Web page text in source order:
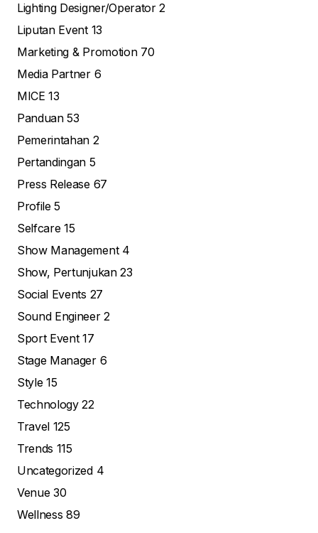
Lighting Designer/Operator2
Liputan Event 13
Marketing & Promotion 70
Media Partner 6
MICE13
Panduan53
Pemerintahan 2
Pertandingan 5
Press Release 67
Profile5
Selfcare15
Show Management 4
Show, Pertunjukan23
Social Events 27
Sound Engineer2
Sport Event17
Stage Manager 6
Style15
Technology22
Travel 125
Trends 115
Uncategorized 4
Venue30
Wellness89